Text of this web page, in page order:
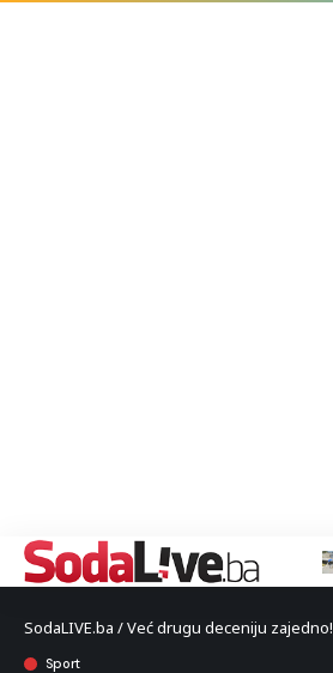
SodaLIVE.ba / Već drugu deceniju zajedno!
Sport